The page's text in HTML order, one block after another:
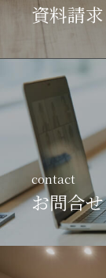
資料請求
contact
お問合せ